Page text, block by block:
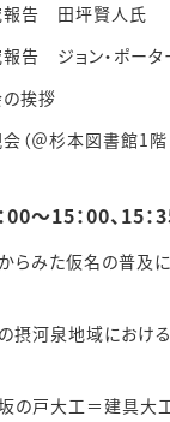
報告 田坪賢人氏
告 ジョン・ポータ
挨拶
（＠杉本図書館1階
：00～15：00、15：
みた仮名の普及に
河泉地域における
戸大工＝建具大工